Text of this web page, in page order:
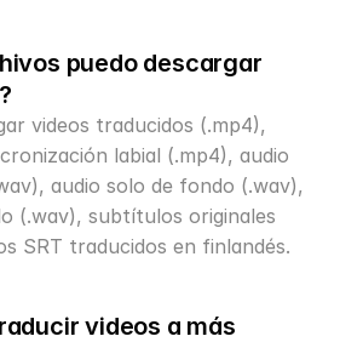
puedo descargar
videos traducidos (.mp4),
labial (.mp4), audio
audio solo de fondo (.wav),
(.wav), subtítulos originales
SRT traducidos en finlandés.
videos a más